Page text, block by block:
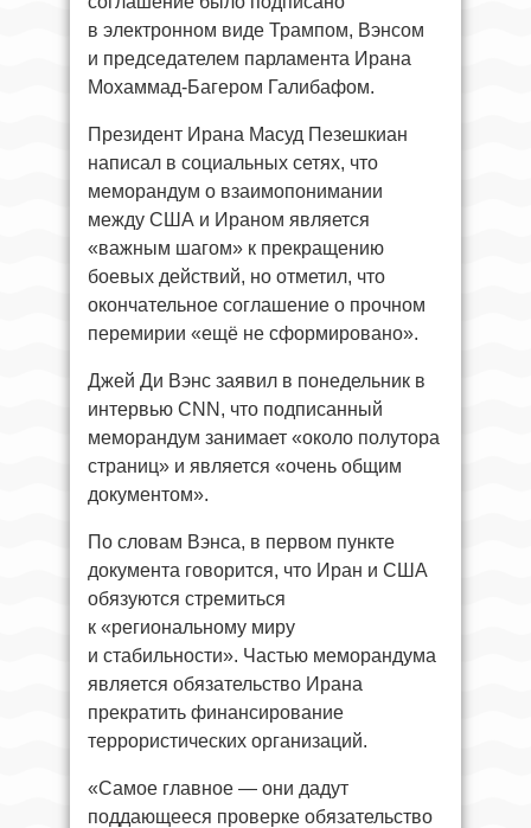
в электронном виде Трампом, Вэнсом
и председателем парламента Ирана
Мохаммад-Багером Галибафом.
Президент Ирана Масуд Пезешкиан
написал в социальных сетях, что
меморандум о взаимопонимании
между США и Ираном является
«важным шагом» к прекращению
боевых действий, но отметил, что
окончательное соглашение о прочном
перемирии «ещё не сформировано».
Джей Ди Вэнс заявил в понедельник в
интервью CNN, что подписанный
меморандум занимает «около полутора
страниц» и является «очень общим
документом».
По словам Вэнса, в первом пункте
документа говорится, что Иран и США
обязуются стремиться
к «региональному миру
и стабильности». Частью меморандума
является обязательство Ирана
прекратить финансирование
террористических организаций.
«Самое главное — они дадут
поддающееся проверке обязательство